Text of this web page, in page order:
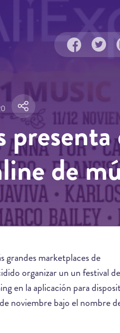
de
grandes marketplaces de
organizar un un festival de
en la aplicación para
noviembre bajo el nombre